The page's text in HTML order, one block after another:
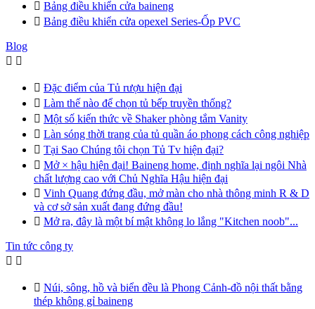
 Bảng điều khiển cửa baineng
 Bảng điều khiển cửa opexel Series-Ốp PVC
Blog
 
 Đặc điểm của Tủ rượu hiện đại
 Làm thế nào để chọn tủ bếp truyền thống?
 Một số kiến thức về Shaker phòng tắm Vanity
 Làn sóng thời trang của tủ quần áo phong cách công nghiệp
 Tại Sao Chúng tôi chọn Tủ Tv hiện đại?
 Mở × hậu hiện đại! Baineng home, định nghĩa lại ngôi Nhà
chất lượng cao với Chủ Nghĩa Hậu hiện đại
 Vinh Quang đứng đầu, mở màn cho nhà thông minh R & D
và cơ sở sản xuất đang đứng đầu!
 Mở ra, đây là một bí mật không lo lắng "Kitchen noob"...
Tin tức công ty
 
 Núi, sông, hồ và biển đều là Phong Cảnh-đồ nội thất bằng
thép không gỉ baineng